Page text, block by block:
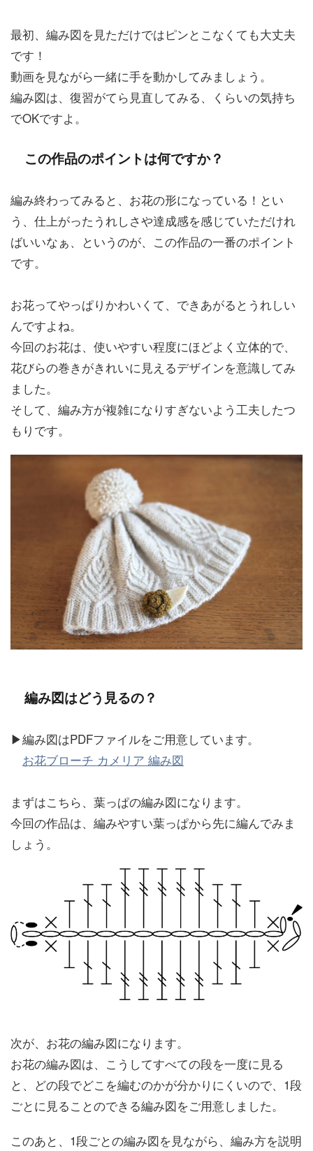
最初、編み図を見ただけではピンとこなくても大丈夫
です！
動画を見ながら一緒に手を動かしてみましょう。
編み図は、復習がてら見直してみる、くらいの気持ち
でOKですよ。
この作品のポイントは何ですか？
編み終わってみると、お花の形になっている！とい
う、仕上がったうれしさや達成感を感じていただけれ
ばいいなぁ、というのが、この作品の一番のポイント
です。
お花ってやっぱりかわいくて、できあがるとうれしい
んですよね。
今回のお花は、使いやすい程度にほどよく立体的で、
花びらの巻きがきれいに見えるデザインを意識してみ
ました。
そして、編み方が複雑になりすぎないよう工夫したつ
もりです。
編み図はどう見るの？
▶編み図はPDFファイルをご用意しています。
お花ブローチ カメリア 編み図
まずはこちら、葉っぱの編み図になります。
今回の作品は、編みやすい葉っぱから先に編んでみま
しょう。
次が、お花の編み図になります。
お花の編み図は、こうしてすべての段を一度に見る
と、どの段でどこを編むのかが分かりにくいので、1段
ごとに見ることのできる編み図をご用意しました。
このあと、1段ごとの編み図を見ながら、編み方を説明